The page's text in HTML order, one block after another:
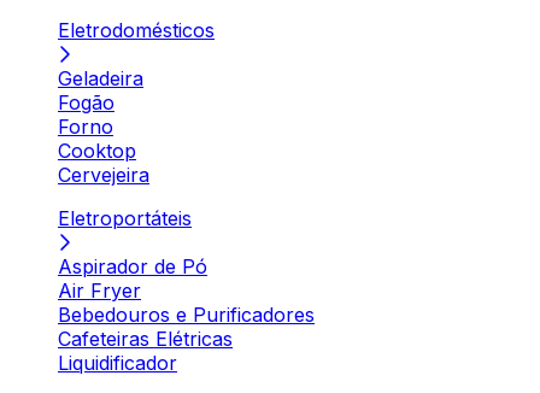
Eletrodomésticos
Geladeira
Fogão
Forno
Cooktop
Cervejeira
Eletroportáteis
Aspirador de Pó
Air Fryer
Bebedouros e Purificadores
Cafeteiras Elétricas
Liquidificador